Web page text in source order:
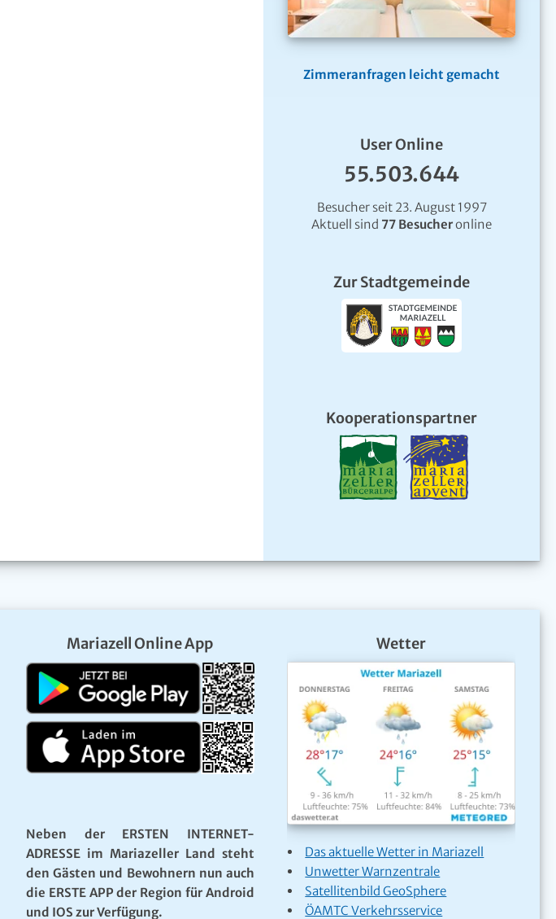
Zimmeranfragen leicht gemacht
User Online
55.503.644
Besucher seit 23. August 1997
Aktuell sind 77 Besucheronline
Zur Stadtgemeinde
Kooperationspartner
Mariazell Online App
Neben der ERSTEN INTERNET-
ADRESSE im Mariazeller Land steht
den Gästen und Bewohnern nun auch
die ERSTE APP der Region für Android
und IOS zur Verfügung.
Wetter
Das aktuelle Wetter in Mariazell
Unwetter Warnzentrale
Satellitenbild GeoSphere
ÖAMTC Verkehrsservice